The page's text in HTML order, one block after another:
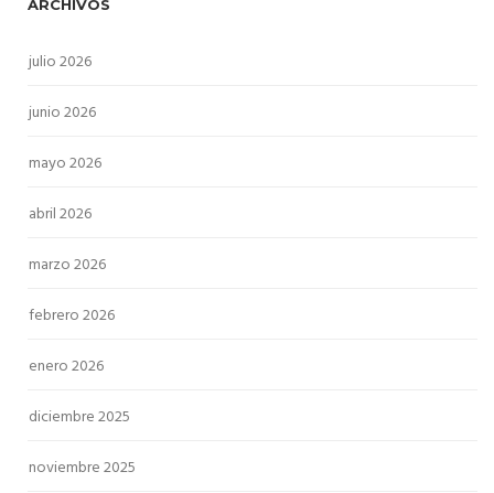
ARCHIVOS
julio 2026
junio 2026
mayo 2026
abril 2026
marzo 2026
febrero 2026
enero 2026
diciembre 2025
noviembre 2025